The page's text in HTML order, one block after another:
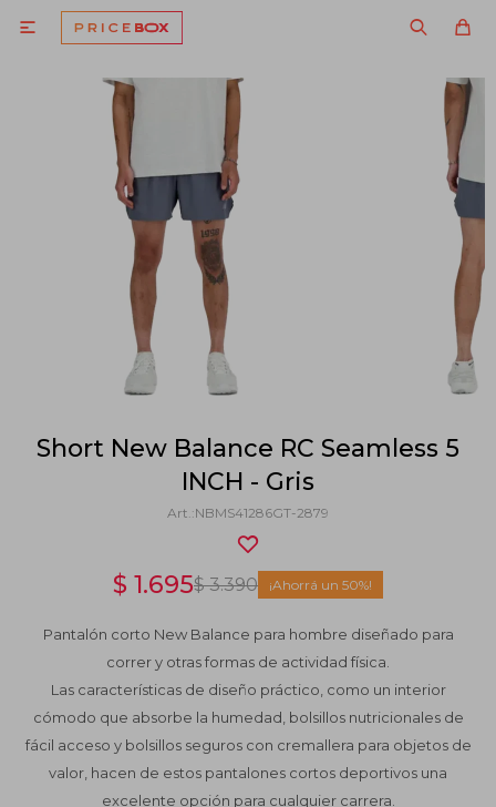

Short New Balance RC Seamless 5
INCH - Gris
NBMS41286GT-2879
$ 1.695$ 3.390 50
Pantalón corto New Balance para hombre diseñado para
correr y otras formas de actividad física.
Las características de diseño práctico, como un interior
cómodo que absorbe la humedad, bolsillos nutricionales de
fácil acceso y bolsillos seguros con cremallera para objetos de
valor, hacen de estos pantalones cortos deportivos una
excelente opción para cualquier carrera.